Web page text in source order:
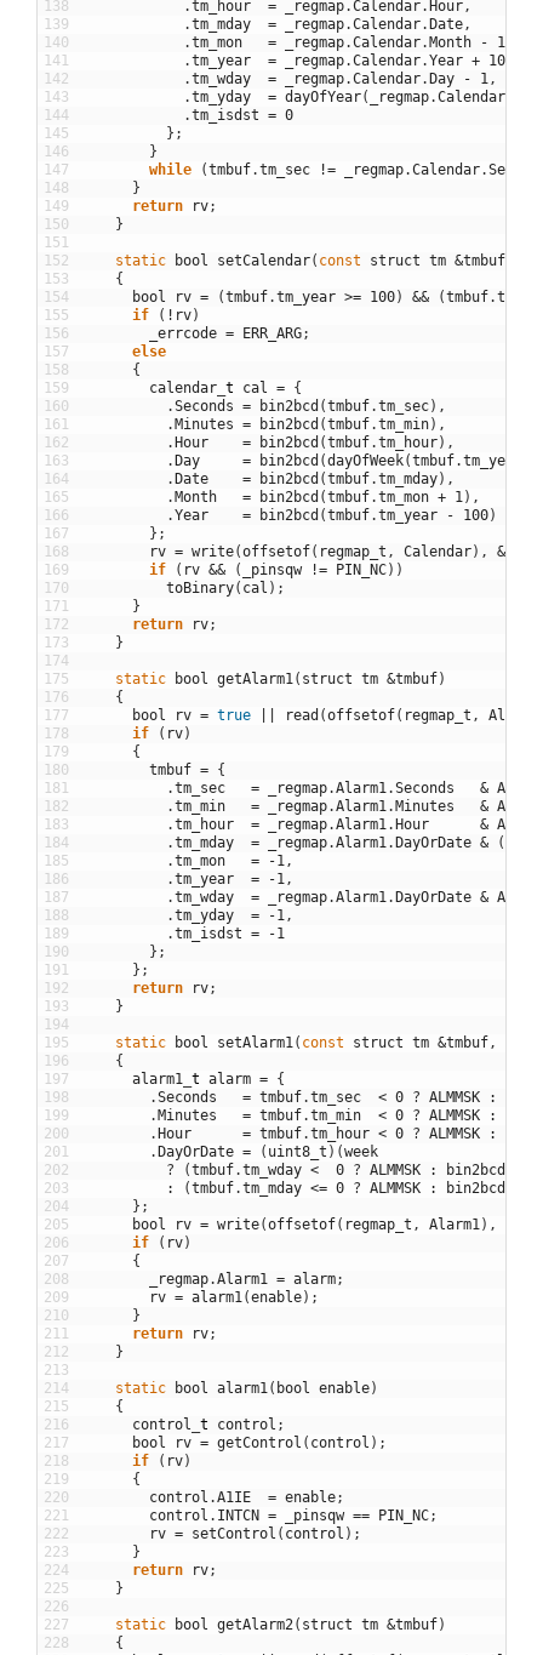
138
139
140
141
142
143
144
145
146
147
148
149
150
151
152
153
154
155
156
157
158
159
160
161
162
163
164
165
166
167
168
169
170
171
172
173
174
175
176
177
178
179
180
181
182
183
184
185
186
187
188
189
190
191
192
193
194
195
196
197
198
199
200
201
202
203
204
205
206
207
208
209
210
211
212
213
214
215
216
217
218
219
220
221
222
223
224
225
226
227
228
.tm_hour = _regmap.Calendar. Hour ,
.tm_mday = _regmap.Calendar.Date ,
.tm_mon = _regmap.Calendar.Month - 1
.tm_year = _regmap.Calendar.Year + 100
.tm_wday = _regmap.Calendar.Day - 1 ,
.tm_yday = dayOfYear( _regmap.Calendar
.tm_isdst = 0
} ;
}
while
(tmbuf.tm_sec != _regmap.Calendar.
}
return
rv;
}
static bool setCalendar( const struct tm &tmbuf
{
bool
rv = (tmbuf.tm_year >= 100) && (tmbuf.
if
( ! rv)
_errcode = ERR_ARG;
else
{
calendar t cal = {
.Seconds = bin2bcd (tmbuf.tm_sec) ,
.Minutes = bin2bcd (tmbuf.tm_min) ,
.Hour = bin2bcd (tmbuf.tm_hour) ,
.Day = bin2bcd (dayOfWeek(tmbuf.tm_year
.Date = bin2bcd (tmbuf.tm_mday) ,
.Month = bin2bcd (tmbuf.tm_mon + 1 ) ,
.Year = bin2bcd (tmbuf.tm_year - 100)
} ;
rv = write(offsetof( regmap_t , Calendar) , &
if
( rv && ( _pinsqw != PIN_NC) )
toBinary( cal ) ;
}
return
rv;
}
static bool getAlarm1 ( struct tm &tmbuf)
{
bool
rv = true read (offsetof( regmap_t , Alarm1
if
( rv)
{
tmbuf = {
.tm_sec = _regmap.Alarm1 .Seconds &
.tm_min = _regmap.Alarm1 .Minutes &
.tm_hour = _regmap.Alarm1 .Hour &
.tm_mday = _regmap.Alarm1 .DayOrDate & (
.tm_mon = -1 ,
.tm_year = -1 ,
.tm_wday = _regmap.Alarm1 .DayOrDate &
.tm_yday = -1 ,
.tm_isdst = -1
} ;
} ;
return
rv;
}
static bool setAlarm1 ( const struct tm &tmbuf ,
{
alarm1
t alarm = {
.Seconds = tmbuf.tm_sec < 0 ? ALMMSK :
.Minutes = tmbuf.tm_min < 0 ? ALMMSK :
.Hour = tmbuf.tm_hour < 0 ? ALMMSK :
.DayOrDate = ( uint8_t ) (week
?
(tmbuf.tm_wday < 0 ? ALMMSK : bin2bcd
:
(tmbuf.tm_mday <= 0 ? ALMMSK : bin2bcd
} ;
bool
rv = write(offsetof( regmap_t , Alarm1 ) ,
if
( rv)
{
_regmap.Alarm1 = alarm;
rv = alarm1 (enable) ;
}
return
rv;
}
static bool alarm1 ( bool enable)
{
control
t control ;
bool
rv = getControl ( control ) ;
if
( rv)
{
control .A1IE = enable;
control . INTCN = _pinsqw == PIN_NC;
rv = setControl ( control ) ;
}
return
rv;
}
static bool getAlarm2 ( struct tm &tmbuf)
{